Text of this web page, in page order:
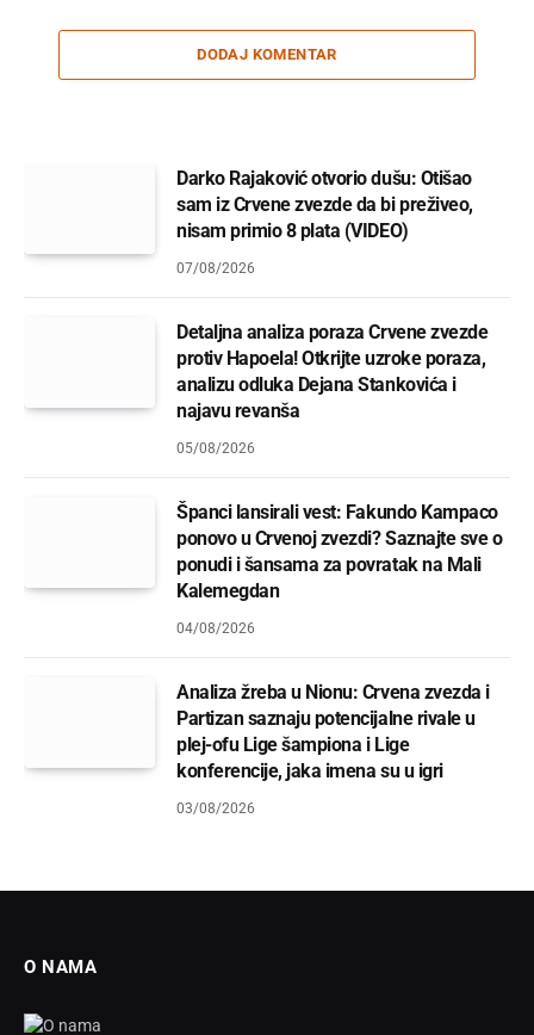
DODAJ KOMENTAR
Darko Rajaković otvorio dušu: Otišao
sam iz Crvene zvezde da bi preživeo,
nisam primio 8 plata (VIDEO)
07/08/2026
Detaljna analiza poraza Crvene zvezde
protiv Hapoela! Otkrijte uzroke poraza,
analizu odluka Dejana Stankovića i
najavu revanša
05/08/2026
Španci lansirali vest: Fakundo Kampaco
ponovo u Crvenoj zvezdi? Saznajte sve o
ponudi i šansama za povratak na Mali
Kalemegdan
04/08/2026
Analiza žreba u Nionu: Crvena zvezda i
Partizan saznaju potencijalne rivale u
plej-ofu Lige šampiona i Lige
konferencije, jaka imena su u igri
03/08/2026
O NAMA